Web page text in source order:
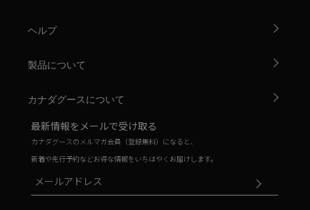
ヘルプ
製品について
カナダグースについて
最新情報をメールで受け取る
カナダグースのメルマガ会員（登録無料）になると、
新着や先行予約などお得な情報をいちはやくお届けします。